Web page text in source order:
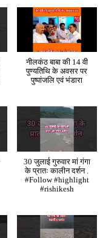
नीलकंठ बाबा की 14 वी
पुण्यतिथि के अवसर पर
पुष्पांजलि एवं भंडारा
30 जुलाई गुरुवार मां गंगा
के प्रातः कालीन दर्शन .
#Follow #highlight
#rishikesh